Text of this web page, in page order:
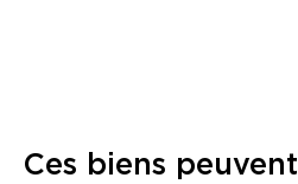
Ces biens peuvent